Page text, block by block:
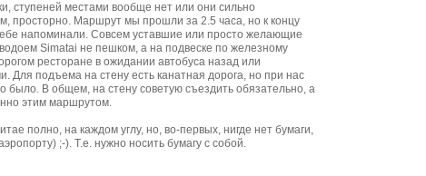
ступеней местами вообще нет или они сильно
просторно. Маршрут мы прошли за 2.5 часа, но к концу
напоминали. Совсем уставшие или просто желающие
Simatai не пешком, а на подвеске по железному
ресторане в ожидании автобуса назад или
Для подъема на стену есть канатная дорога, но при нас
было. В общем, на стену советую съездить обязательно, а
этим маршрутом.
полно, на каждом углу, но, во-первых, нигде нет бумаги,
;-). Т.е. нужно носить бумагу с собой.